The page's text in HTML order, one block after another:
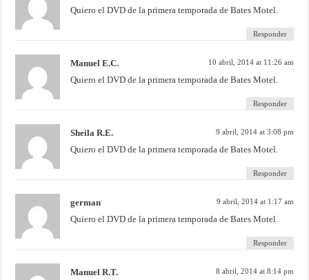
Quiero el DVD de la primera temporada de Bates Motel.
Responder
Manuel E.C. 10 abril, 2014 at 11:26 am
Quiero el DVD de la primera temporada de Bates Motel.
Responder
Sheila R.E. 9 abril, 2014 at 3:08 pm
Quiero el DVD de la primera temporada de Bates Motel.
Responder
german 9 abril, 2014 at 1:17 am
Quiero el DVD de la primera temporada de Bates Motel.
Responder
Manuel R.T. 8 abril, 2014 at 8:14 pm